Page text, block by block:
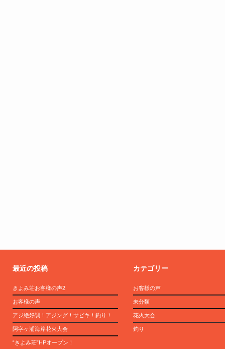
最近の投稿
きよみ荘お客様の声2
お客様の声
アジ絶好調！アジング！サビキ！釣り！
阿字ヶ浦海岸花火大会
“きよみ荘”HPオープン！
カテゴリー
お客様の声
未分類
花火大会
釣り